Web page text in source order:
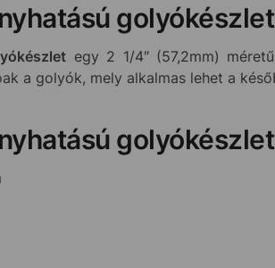
egy 2 1/4″ (57,2mm)
a golyók, mely alkalmas lehet a